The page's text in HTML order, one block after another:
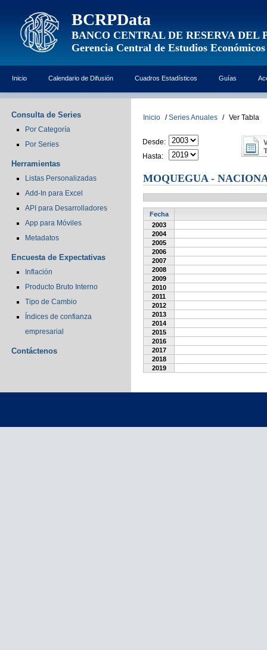
BCRPData
BANCO CENTRAL DE RESERVA DEL
Gerencia Central de Estudios Económicos
Inicio Calendario de Difusión Cuadros Estadísticos Guías
Consulta de Series
Por Categoría
Por Series
Herramientas
Listas Personalizadas
Add-In para Excel
API para Desarrolladores
App para Móviles
Metadatos
Encuesta de Expectativas
Inflación
Producto Bruto Interno
Tipo de Cambio
Índices de confianza
empresarial
Contáctenos
Inicio / Series Anuales / Ver Tabla
Desde:
Hasta:
MOQUEGUA -
Fecha
2003
2004
2005
2006
2007
2008
2009
2010
2011
2012
2013
2014
2015
2016
2017
2018
2019